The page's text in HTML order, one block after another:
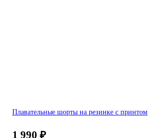
Плавательные шорты на резинке с принтом
1 990 ₽